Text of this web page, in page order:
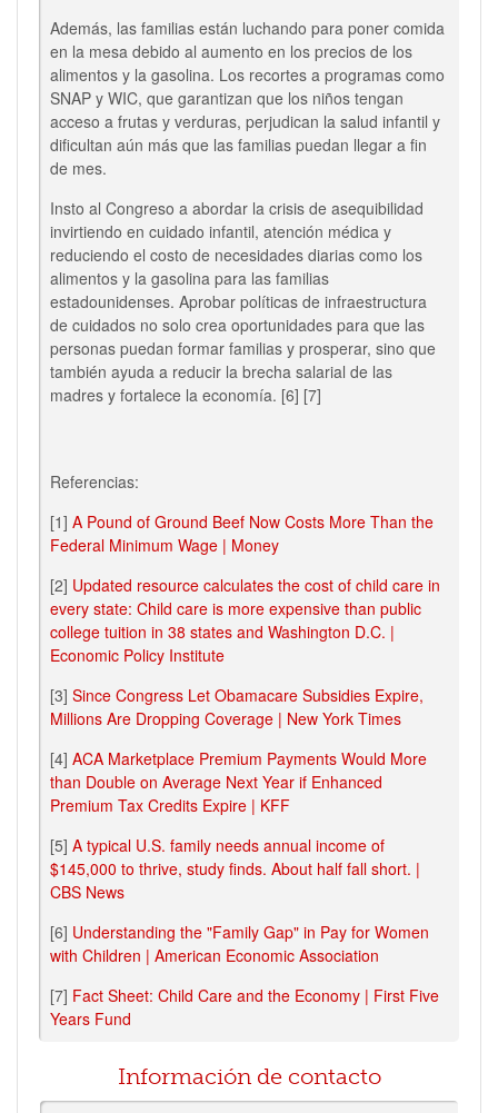
Además, las familias están luchando para poner comida
en la mesa debido al aumento en los precios de los
alimentos y la gasolina. Los recortes a programas como
SNAP y WIC, que garantizan que los niños tengan
acceso a frutas y verduras, perjudican la salud infantil y
dificultan aún más que las familias puedan llegar a fin
de mes.
Insto al Congreso a abordar la crisis de asequibilidad
invirtiendo en cuidado infantil, atención médica y
reduciendo el costo de necesidades diarias como los
alimentos y la gasolina para las familias
estadounidenses. Aprobar políticas de infraestructura
de cuidados no solo crea oportunidades para que las
personas puedan formar familias y prosperar, sino que
también ayuda a reducir la brecha salarial de las
madres y fortalece la economía. [6] [7]
Referencias:
[1] A Pound of Ground Beef Now Costs More Than the
Federal Minimum Wage | Money
[2] Updated resource calculates the cost of child care in
every state: Child care is more expensive than public
college tuition in 38 states and Washington D.C. |
Economic Policy Institute
[3] Since Congress Let Obamacare Subsidies Expire,
Millions Are Dropping Coverage | New York Times
[4] ACA Marketplace Premium Payments Would More
than Double on Average Next Year if Enhanced
Premium Tax Credits Expire | KFF
[5] A typical U.S. family needs annual income of
$145,000 to thrive, study finds. About half fall short. |
CBS News
[6] Understanding the "Family Gap" in Pay for Women
with Children | American Economic Association
[7] Fact Sheet: Child Care and the Economy | First Five
Years Fund
Información de contacto